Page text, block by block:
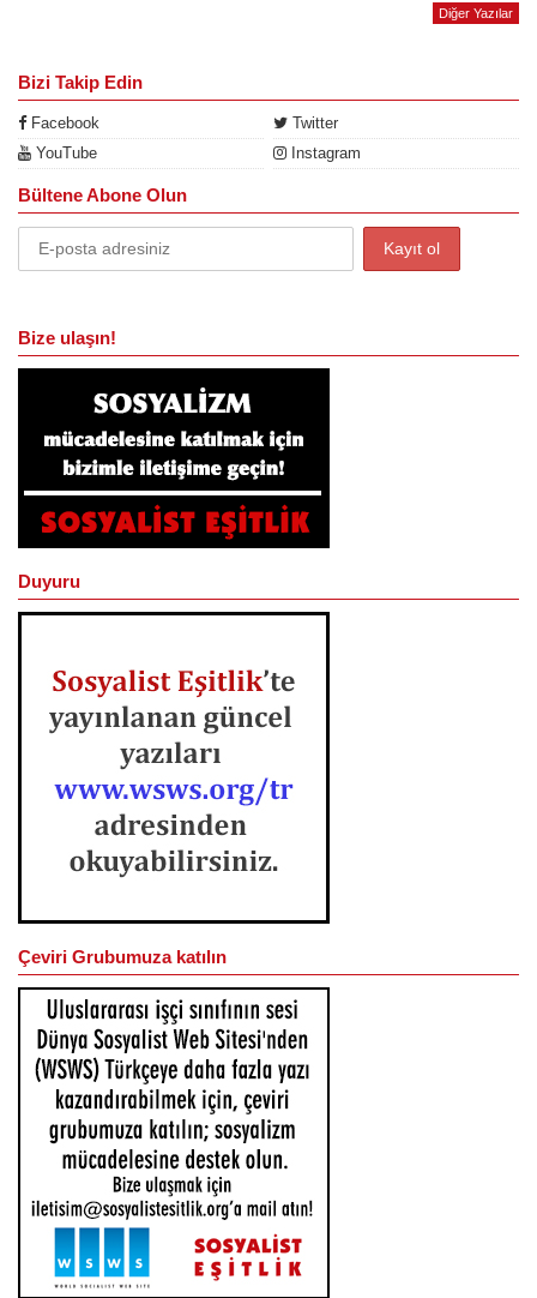
Diğer Yazılar
Bizi Takip Edin
Facebook
Twitter
YouTube
Instagram
Bültene Abone Olun
Bize ulaşın!
Duyuru
Çeviri Grubumuza katılın